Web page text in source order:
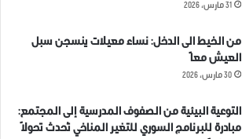
31 مارس، 2026
من الخيط الى الدخل: نساء معيلات ينسجن سبل
العيش معاً
30 مارس، 2026
التوعية البيئية من الصفوف المدرسية إلى المجتمع:
مبادرة للبرنامج السوري للتغير المناخي تُحدث تحولاً